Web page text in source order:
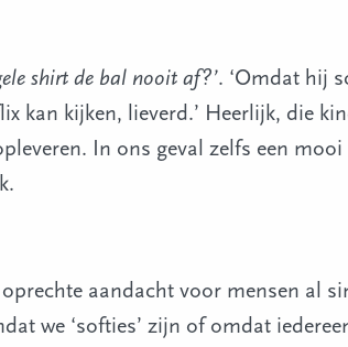
shirt de bal nooit af?’. ‘Omdat hij
kan kijken, lieverd.’ Heerlijk, die
In ons geval zelfs een
aandacht voor mensen al
we ‘softies’ zijn of omdat